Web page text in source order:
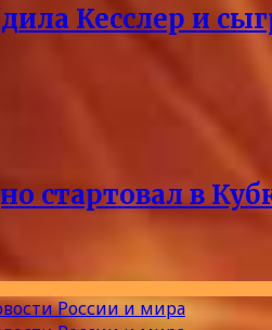
Кесслер и
стартовал в